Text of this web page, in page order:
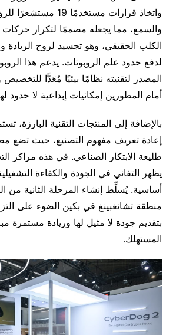
واتخاذ قرارات مستخدمًا 19
والسمع، مما يجعله مصممًا لتكرار
لدفع حدود علم الروبوتات. يدعم هذا
المصدر لتقنيته نظامًا بيئيًا مُعَدًّا للتخصيص
أمام المطورين إمكانيات إبداعية لا حدود
إعادة تعريف مفهوم التصنيع، حيث تضع
طليعة الابتكار الصناعي. في هذه مراكز
يظهر التفاني في الجودة والكفاءة
أساسية. يُسلِّط إنشاء المرحلة الثانية من
بتقديم جودة لا مثيل لها وريادة مستمرة
المستهلك.